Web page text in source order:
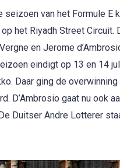
van het Formule E
het Riyadh Street
en Jerome
eindigt op 13 en 14
Daar ging de
D’Ambrosio gaat nu ook
Duitser Andre Lotterer